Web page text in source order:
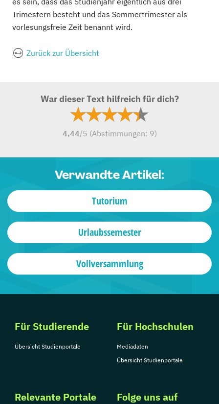
Trimestern besteht und das Sommertrimester als
vorlesungsfreie Zeit benannt wird.
Zurück zur Übersicht
War dieser Text hilfreich für dich?
4,44/5 (Abstimmungen: 9)
Verwandte Artikel:
Tutorium
Urlaubssemester
Vollversammlung
Für Studierende
Übersicht Studienportale
Für Hochschulen
Mediadaten
Übersicht Studienportale
Relevante Portale Folge uns auf